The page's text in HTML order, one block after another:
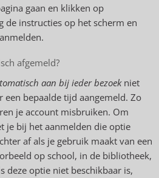
gaan en klikken op
de instructies op het scherm en
afgemeld?
aan bij ieder bezoekniet
bepaalde tijd aangemeld. Zo
je account misbruiken. Om
je bij het aanmelden die optie
af als je gebruik maakt van een
op school, in de bibliotheek,
deze optie niet beschikbaar is,